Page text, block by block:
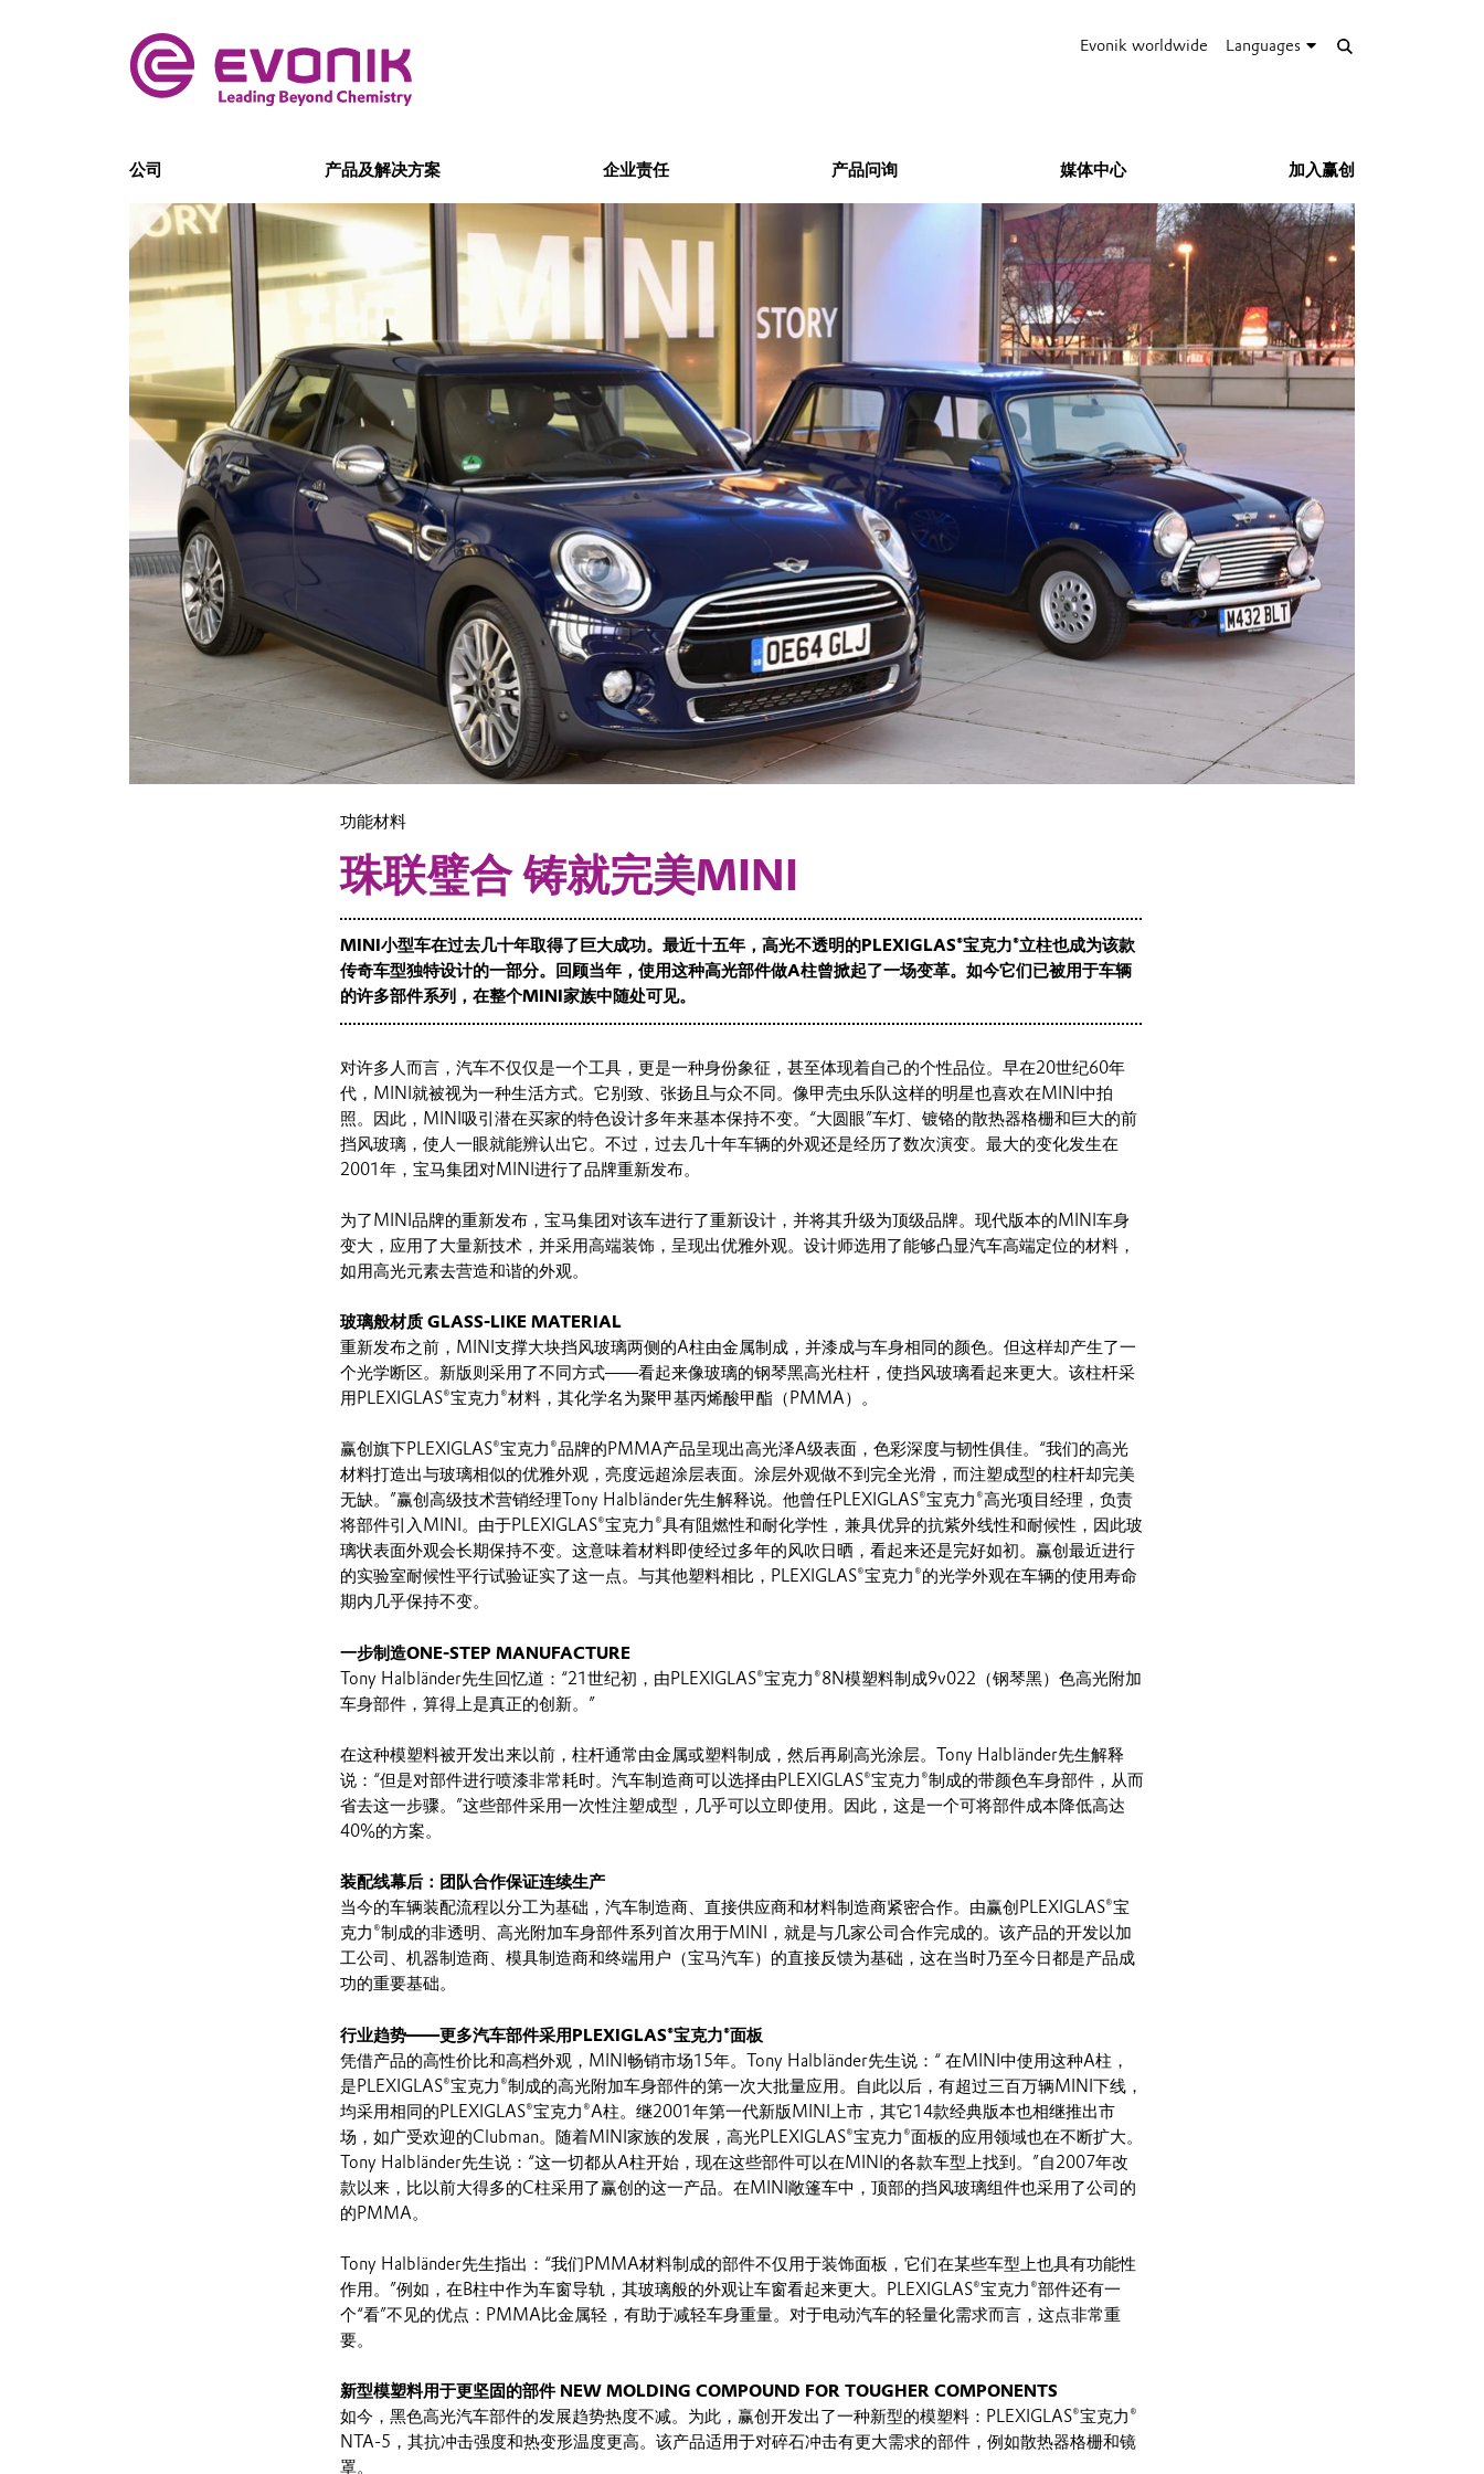
Evonik worldwide Languages
公司 产品及解决方案 企业责任 产品问询 媒体中心 加入赢创
功能材料
珠联璧合 铸就完美MINI
MINI小型车在过去几十年取得了巨大成功。最近十五年，高光不透明的PLEXIGLAS®宝克力®立柱也成为该款
传奇车型独特设计的一部分。回顾当年，使用这种高光部件做A柱曾掀起了一场变革。如今它们已被用于车辆
的许多部件系列，在整个MINI家族中随处可见。
对许多人而言，汽车不仅仅是一个工具，更是一种身份象征，甚至体现着自己的个性品位。早在20世纪60年
代，MINI就被视为一种生活方式。它别致、张扬且与众不同。像甲壳虫乐队这样的明星也喜欢在MINI中拍
照。因此，MINI吸引潜在买家的特色设计多年来基本保持不变。“大圆眼”车灯、镀铬的散热器格栅和巨大的前
挡风玻璃，使人一眼就能辨认出它。不过，过去几十年车辆的外观还是经历了数次演变。最大的变化发生在
2001年，宝马集团对MINI进行了品牌重新发布。
为了MINI品牌的重新发布，宝马集团对该车进行了重新设计，并将其升级为顶级品牌。现代版本的MINI车身
变大，应用了大量新技术，并采用高端装饰，呈现出优雅外观。设计师选用了能够凸显汽车高端定位的材料，
如用高光元素去营造和谐的外观。
玻璃般材质 GLASS-LIKE MATERIAL
重新发布之前，MINI支撑大块挡风玻璃两侧的A柱由金属制成，并漆成与车身相同的颜色。但这样却产生了一
个光学断区。新版则采用了不同方式——看起来像玻璃的钢琴黑高光柱杆，使挡风玻璃看起来更大。该柱杆采
用PLEXIGLAS®宝克力®材料，其化学名为聚甲基丙烯酸甲酯（PMMA）。
赢创旗下PLEXIGLAS®宝克力®品牌的PMMA产品呈现出高光泽A级表面，色彩深度与韧性俱佳。“我们的高光
材料打造出与玻璃相似的优雅外观，亮度远超涂层表面。涂层外观做不到完全光滑，而注塑成型的柱杆却完美
无缺。”赢创高级技术营销经理Tony Halbländer先生解释说。他曾任PLEXIGLAS®宝克力®高光项目经理，负责
将部件引入MINI。由于PLEXIGLAS®宝克力®具有阻燃性和耐化学性，兼具优异的抗紫外线性和耐候性，因此玻
璃状表面外观会长期保持不变。这意味着材料即使经过多年的风吹日晒，看起来还是完好如初。赢创最近进行
的实验室耐候性平行试验证实了这一点。与其他塑料相比，PLEXIGLAS®宝克力®的光学外观在车辆的使用寿命
期内几乎保持不变。
一步制造ONE-STEP MANUFACTURE
Tony Halbländer先生回忆道：“21世纪初，由PLEXIGLAS®宝克力®8N模塑料制成9v022（钢琴黑）色高光附加
车身部件，算得上是真正的创新。”
在这种模塑料被开发出来以前，柱杆通常由金属或塑料制成，然后再刷高光涂层。Tony Halbländer先生解释
说：“但是对部件进行喷漆非常耗时。汽车制造商可以选择由PLEXIGLAS®宝克力®制成的带颜色车身部件，从而
省去这一步骤。”这些部件采用一次性注塑成型，几乎可以立即使用。因此，这是一个可将部件成本降低高达
40%的方案。
装配线幕后：团队合作保证连续生产
当今的车辆装配流程以分工为基础，汽车制造商、直接供应商和材料制造商紧密合作。由赢创PLEXIGLAS®宝
克力®制成的非透明、高光附加车身部件系列首次用于MINI，就是与几家公司合作完成的。该产品的开发以加
工公司、机器制造商、模具制造商和终端用户（宝马汽车）的直接反馈为基础，这在当时乃至今日都是产品成
功的重要基础。
行业趋势——更多汽车部件采用PLEXIGLAS®宝克力®面板
凭借产品的高性价比和高档外观，MINI畅销市场15年。Tony Halbländer先生说：“ 在MINI中使用这种A柱，
是PLEXIGLAS®宝克力®制成的高光附加车身部件的第一次大批量应用。自此以后，有超过三百万辆MINI下线，
均采用相同的PLEXIGLAS®宝克力®A柱。继2001年第一代新版MINI上市，其它14款经典版本也相继推出市
场，如广受欢迎的Clubman。随着MINI家族的发展，高光PLEXIGLAS®宝克力®面板的应用领域也在不断扩大。
Tony Halbländer先生说：“这一切都从A柱开始，现在这些部件可以在MINI的各款车型上找到。”自2007年改
款以来，比以前大得多的C柱采用了赢创的这一产品。在MINI敞篷车中，顶部的挡风玻璃组件也采用了公司的
的PMMA。
Tony Halbländer先生指出：“我们PMMA材料制成的部件不仅用于装饰面板，它们在某些车型上也具有功能性
作用。”例如，在B柱中作为车窗导轨，其玻璃般的外观让车窗看起来更大。PLEXIGLAS®宝克力®部件还有一
个“看”不见的优点：PMMA比金属轻，有助于减轻车身重量。对于电动汽车的轻量化需求而言，这点非常重
要。
新型模塑料用于更坚固的部件 NEW MOLDING COMPOUND FOR TOUGHER COMPONENTS
如今，黑色高光汽车部件的发展趋势热度不减。为此，赢创开发出了一种新型的模塑料：PLEXIGLAS®宝克力®
NTA-5，其抗冲击强度和热变形温度更高。该产品适用于对碎石冲击有更大需求的部件，例如散热器格栅和镜
罩。